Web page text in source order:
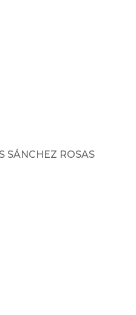
SÁNCHEZ ROSAS